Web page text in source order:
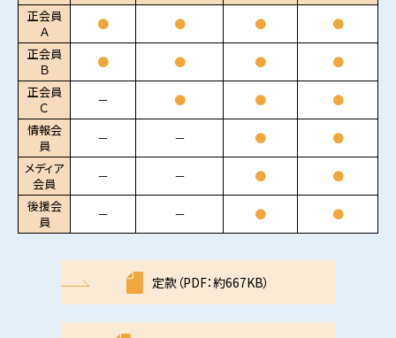
正会員
Ａ
● ● ●
●
正会員
Ｂ
● ● ●
●
正会員
Ｃ
－ ● ●
●
情報会
員
－ － ●
●
メディア
会員
－ － ●
●
後援会
員
－ － ● ●
定款（PDF：約667KB）